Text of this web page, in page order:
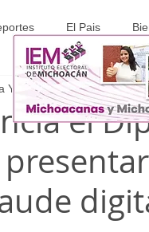
El Pais
COVID-19
el
Yépez 2 may 2025 2 min